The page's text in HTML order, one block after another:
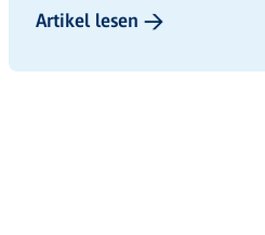
Artikel lesen →